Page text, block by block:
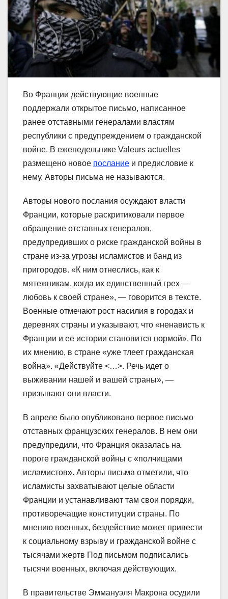
Во Франции действующие военные
поддержали открытое письмо, написанное
ранее отставными генералами властям
республики с предупреждением о гражданской
войне. В еженедельнике Valeurs actuelles
размещено новое послание и предисловие к
нему. Авторы письма не называются.
Авторы нового послания осуждают власти
Франции, которые раскритиковали первое
обращение отставных генералов,
предупредивших о риске гражданской войны в
стране из-за угрозы исламистов и банд из
пригородов. «К ним отнеслись, как к
мятежникам, когда их единственный грех —
любовь к своей стране», — говорится в тексте.
Военные отмечают рост насилия в городах и
деревнях страны и указывают, что «ненависть к
Франции и ее истории становится нормой». По
их мнению, в стране «уже тлеет гражданская
война». «Действуйте <…>. Речь идет о
выживании нашей и вашей страны», —
призывают они власти.
В апреле было опубликовано первое письмо
отставных французских генералов. В нем они
предупредили, что Франция оказалась на
пороге гражданской войны с «полчищами
исламистов». Авторы письма отметили, что
исламисты захватывают целые области
Франции и устанавливают там свои порядки,
противоречащие конституции страны. По
мнению военных, бездействие может привести
к социальному взрыву и гражданской войне с
тысячами жертв Под письмом подписались
тысячи военных, включая действующих.
В правительстве Эммануэля Макрона осудили